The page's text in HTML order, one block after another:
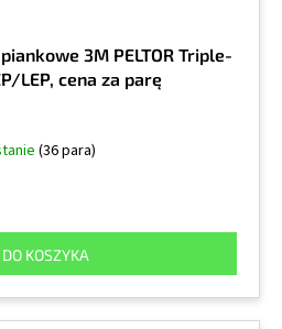
3M PELTOR Triple-
LEP, cena za parę
(36 para)
DO KOSZYKA